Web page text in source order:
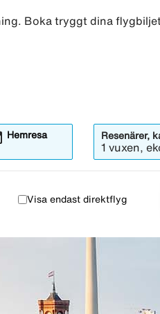
Boka tryggt dina
Hemresa Resenärer,
1 vuxen,
Visa endast direktflyg